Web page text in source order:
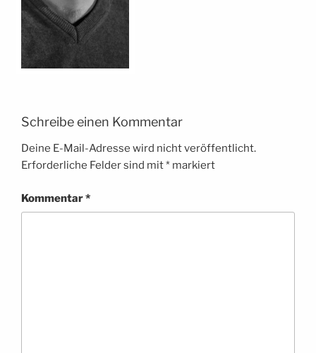
Schreibe einen Kommentar
Deine E-Mail-Adresse wird nicht veröffentlicht.
Erforderliche Felder sind mit* markiert
Kommentar*